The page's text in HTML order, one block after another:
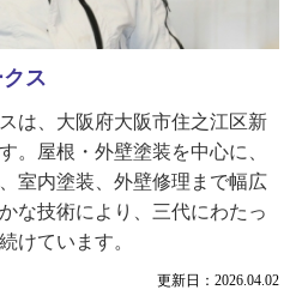
更新日：2026.04.02
ス
は、大阪府大阪市住之江区新
。屋根・外壁塗装を中心に、
室内塗装、外壁修理まで幅広
な技術により、三代にわたっ
けています。